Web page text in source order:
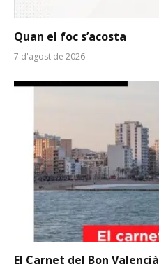
Quan el foc s’acosta
7 d'agost de 2026
El Carnet del Bon Valencià